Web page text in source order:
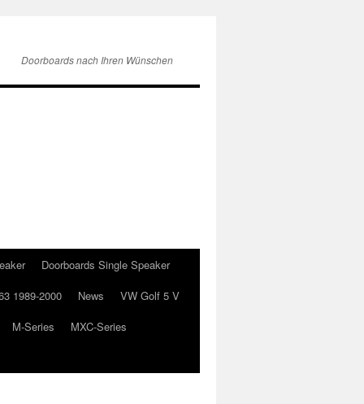
Doorboards nach Ihren Wünschen
Doorboards Single Speaker
1989-2000 News
VW Golf 5 V
M-Series
MXC-Series